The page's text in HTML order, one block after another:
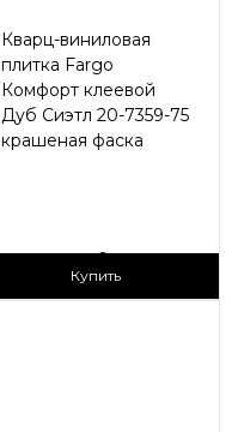
Кварц-виниловая
плитка Fargo
Комфорт клеевой
Дуб Сиэтл 20-7359-75
крашеная фаска
2
Купить